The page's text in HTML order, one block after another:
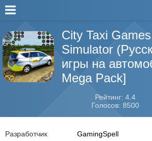
City Taxi
Simulator
игры на
Mega Pack]
Рейтинг: 4.4
Голосов: 8500
Разработчик GamingSpell